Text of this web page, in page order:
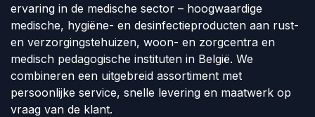
ervaring in de medische sector – hoogwaardige
medische, hygiëne- en desinfectieproducten aan rust-
en verzorgingstehuizen, woon- en zorgcentra en
medisch pedagogische instituten in België. We
combineren een uitgebreid assortiment met
persoonlijke service, snelle levering en maatwerk op
vraag van de klant.